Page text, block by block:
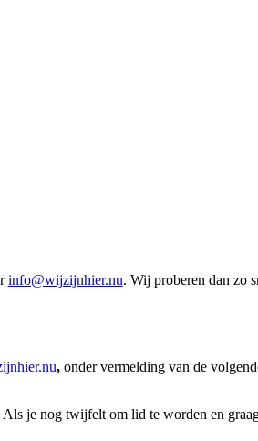
info@wijzijnhier.nu. Wij proberen dan zo
,onder vermelding van de
je nog twijfelt om lid te worden en